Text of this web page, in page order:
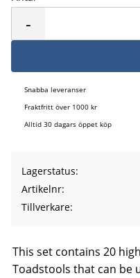
-
Snabba leveranser
Fraktfritt över 1000 kr
Alltid 30 dagars öppet köp
Lagerstatus
Artikelnr
Tillverkare
This set contains 20
Toadstools that can be